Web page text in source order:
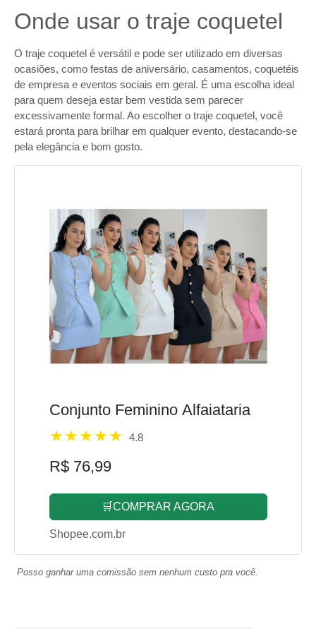
Onde usar o traje coquetel
O traje coquetel é versátil e pode ser utilizado em diversas
ocasiões, como festas de aniversário, casamentos, coquetéis
de empresa e eventos sociais em geral. É uma escolha ideal
para quem deseja estar bem vestida sem parecer
excessivamente formal. Ao escolher o traje coquetel, você
estará pronta para brilhar em qualquer evento, destacando-se
pela elegância e bom gosto.
Conjunto Feminino Alfaiataria
4.8
R$ 76,99
🛒COMPRAR AGORA
Shopee.com.br
Posso ganhar uma comissão sem nenhum custo pra você.